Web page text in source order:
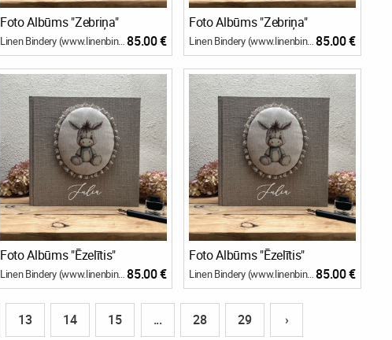
Foto Albūms "Zebriņa"
Linen Bindery (www.linenbindery.com) 85.00 €
Foto Albūms "Zebriņa"
Linen Bindery (www.linenbindery.com) 85.00 €
Foto Albūms "Ēzelītis"
Linen Bindery (www.linenbindery.com) 85.00 €
Foto Albūms "Ēzelītis"
Linen Bindery (www.linenbindery.com) 85.00 €
13 14 15 ... 28 29 ›